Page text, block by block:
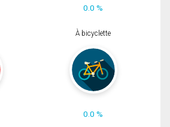
0.0 %
À bicyclette
0.0 %